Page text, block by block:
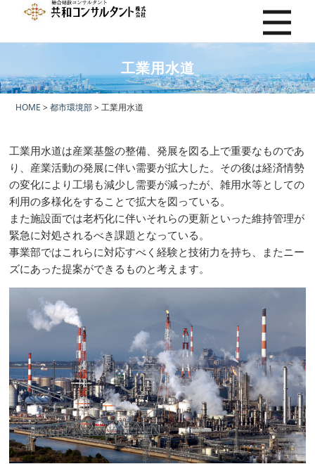
工業用水道
HOME >都市環境部> 工業用水道
工業用水道は産業基盤の整備、発展を図る上で重要なものであ
り、産業活動の発展に伴い需要が拡大した。その後は経済情勢
の変化により工場も減少し需要が減ったが、雑用水等としての
利用の多様化をすることで拡大を図っている。
また施設面では老朽化に伴いそれらの更新といった維持管理が
緊急に対処されるべき課題となっている。
事業部ではこれらに対応すべく経験と技術力を持ち、またニー
ズにあった提案ができるものと考えます。